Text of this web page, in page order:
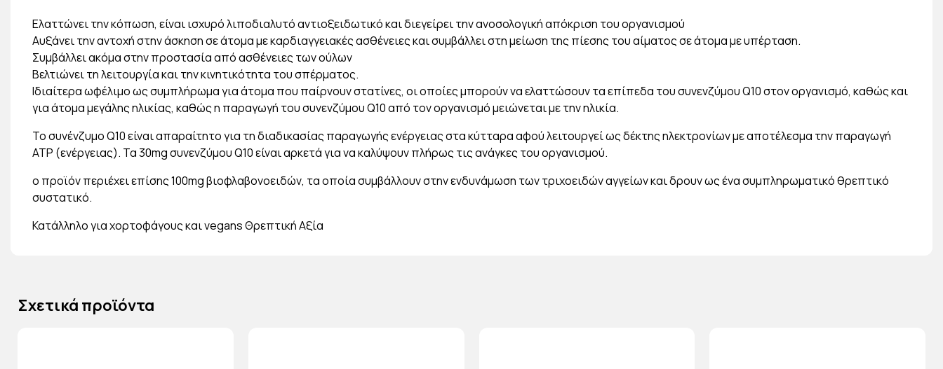
Ελαττώνει την κόπωση, είναι ισχυρό λιποδιαλυτό αντιοξειδωτικό και διεγείρει την ανοσολογική απόκριση του οργανισμού
Αυξάνει την αντοχή στην άσκηση σε άτομα με καρδιαγγειακές ασθένειες και συμβάλλει στη μείωση της πίεσης του αίματος σε άτομα με υπέρταση.
Συμβάλλει ακόμα στην προστασία από ασθένειες των ούλων
Βελτιώνει τη λειτουργία και την κινητικότητα του σπέρματος.
Ιδιαίτερα ωφέλιμο ως συμπλήρωμα για άτομα που παίρνουν στατίνες, οι οποίες μπορούν να ελαττώσουν τα επίπεδα του συνενζύμου Q10 στον οργανισμό, καθώς και
για άτομα μεγάλης ηλικίας, καθώς η παραγωγή του συνενζύμου Q10 από τον οργανισμό μειώνεται με την ηλικία.
Το συνένζυμο Q10 είναι απαραίτητο για τη διαδικασίας παραγωγής ενέργειας στα κύτταρα αφού λειτουργεί ως δέκτης ηλεκτρονίων με αποτέλεσμα την παραγωγή
ATP (ενέργειας). Τα 30mg συνενζύμου Q10 είναι αρκετά για να καλύψουν πλήρως τις ανάγκες του οργανισμού.
ο προϊόν περιέχει επίσης 100mg βιοφλαβονοειδών, τα οποία συμβάλλουν στην ενδυνάμωση των τριχοειδών αγγείων και δρουν ως ένα συμπληρωματικό θρεπτικό
συστατικό.
Κατάλληλο για χορτοφάγους και vegans Θρεπτική Αξία
Σχετικά προϊόντα